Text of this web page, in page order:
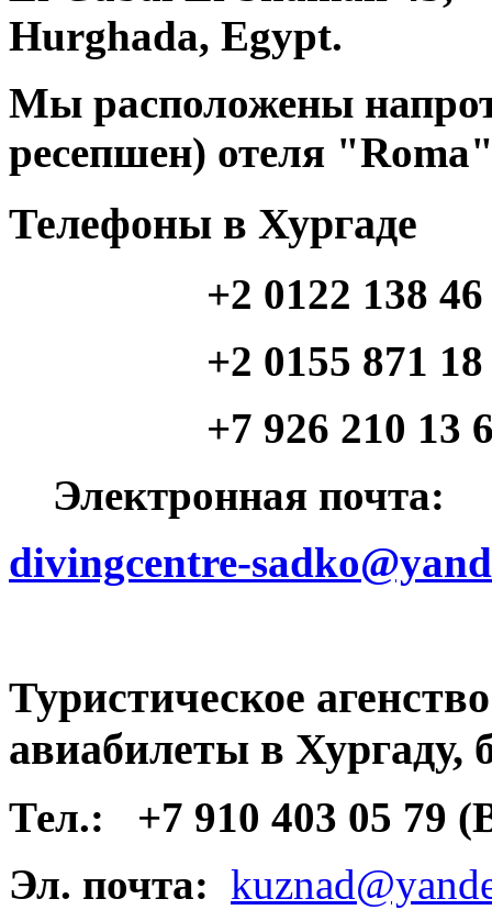
Hurghada, Egypt.
Мы расположены
ресепшен) отеля
Телефоны в Хургаде
+2 0122 138
+2 0155 871 18 46
+7 926 210 13 64
Электронная почта:
divingcentre-
Туристическое
авиабилеты в Хургаду,
Тел.:
+7 910 403 05 79
Эл. почта: